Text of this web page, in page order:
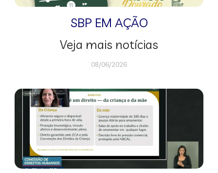
SBP EM AÇÃO
Veja mais notícias
08/06/2026